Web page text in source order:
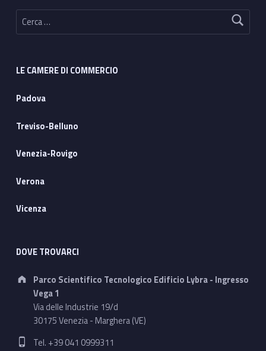
Ricerca per:
LE CAMERE DI COMMERCIO
Padova
Treviso-Belluno
Venezia-Rovigo
Verona
Vicenza
DOVE TROVARCI
Address:
Parco Scientifico Tecnologico Edificio Lybra - Ingresso
Vega 1
Via delle Industrie 19/d
30175 Venezia - Marghera (VE)
Phone number:
Tel. +39 041 0999311